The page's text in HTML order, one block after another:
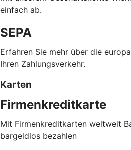
einfach ab.
SEPA
Erfahren Sie mehr über die
Ihren Zahlungsverkehr.
Karten
Firmenkreditkarte
Mit Firmenkreditkarten weltweit
bargeldlos bezahlen